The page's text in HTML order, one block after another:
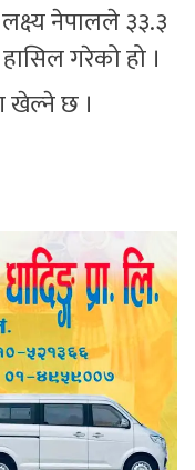
नेपालले ३३.३
गरेको हो ।
खेल्ने छ ।